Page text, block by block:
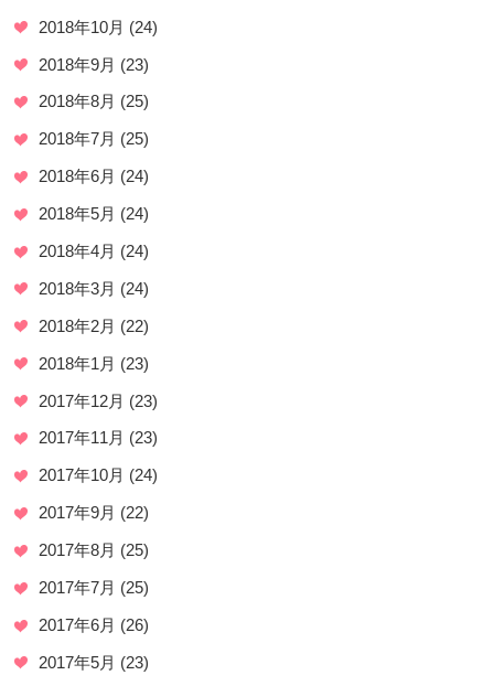
2018年10月 (24)
2018年9月 (23)
2018年8月 (25)
2018年7月 (25)
2018年6月 (24)
2018年5月 (24)
2018年4月 (24)
2018年3月 (24)
2018年2月 (22)
2018年1月 (23)
2017年12月 (23)
2017年11月 (23)
2017年10月 (24)
2017年9月 (22)
2017年8月 (25)
2017年7月 (25)
2017年6月 (26)
2017年5月 (23)